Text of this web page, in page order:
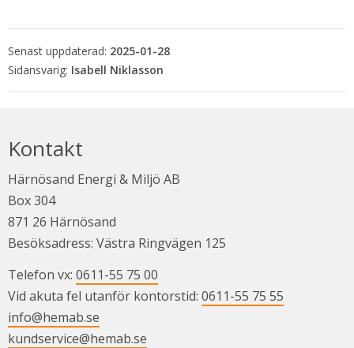
Senast uppdaterad: 2025-01-28
Isabell Niklasson
Kontakt
Härnösand Energi & Miljö AB
Box 304
871 26 Härnösand
Besöksadress: Västra Ringvägen 125
Telefon vx: 0611-55 75 00
Vid akuta fel utanför kontorstid: 0611-55 75 55
info@hemab.se
kundservice@hemab.se